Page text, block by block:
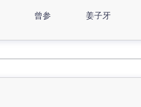
曾参 姜子牙